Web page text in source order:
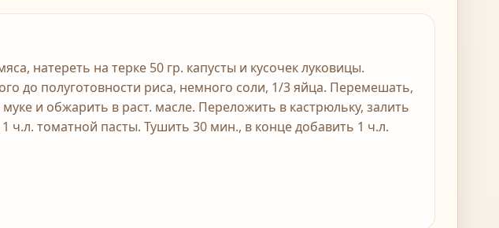
натереть на терке 50 гр. капусты и кусочек луковицы.
до полуготовности риса, немного соли, 1/3 яйца. Перемешать,
и обжарить в раст. масле. Переложить в кастрюльку, залить
ч.л. томатной пасты. Тушить 30 мин., в конце добавить 1 ч.л.